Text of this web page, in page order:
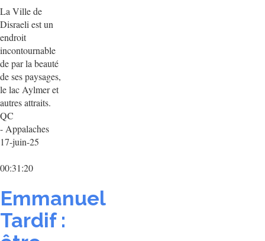
La Ville de
Disraeli est un
endroit
incontournable
de par la beauté
de ses paysages,
le lac Aylmer et
autres attraits.
QC
- Appalaches
17-juin-25
00:31:20
Emmanuel
Tardif :